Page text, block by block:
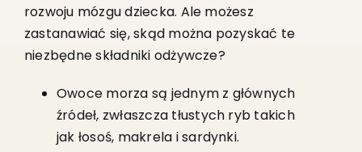
rozwoju mózgu dziecka. Ale możesz
zastanawiać się, skąd można pozyskać te
niezbędne składniki odżywcze?
Owoce morza są jednym z głównych
źródeł, zwłaszcza tłustych ryb takich
jak łosoś, makrela i sardynki.